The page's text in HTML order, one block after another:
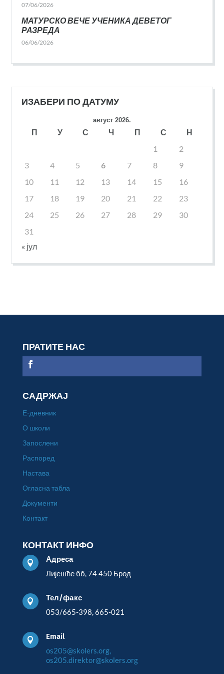
07/06/2026
МАТУРСКО ВЕЧЕ УЧЕНИКА ДЕВЕТОГ
РАЗРЕДА
06/06/2026
ИЗАБЕРИ ПО ДАТУМУ
август 2026.
П У С Ч П С
Н
1
2
3
4 5 6 7 8
9
10
11 12 13 14 15
16
17
18 19 20 21 22
23
24
25 26 27 28 29
30
31
« јул
ПРАТИТЕ НАС
САДРЖАЈ
Е-дневник
О школи
Запослени
Распоред
Настава
Огласна табла
Документи
Контакт
КОНТАКТ ИНФО

Адреса
Лијешће бб, 74 450 Брод

Тел/факс
053/665-398, 665-021

Email
os205@skolers.org,
os205.direktor@skolers.org